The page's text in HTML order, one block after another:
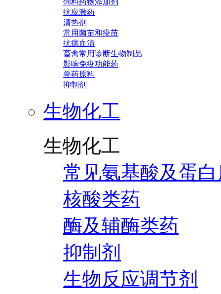
饲料药物添加剂
抗应激药
清热剂
常用菌苗和疫苗
抗病血清
畜禽常用诊断生物制品
影响免疫功能药
兽药原料
抑制剂
生物化工
生物化工
常见氨基酸及蛋
核酸类药
酶及辅酶类药
抑制剂
生物反应调节剂